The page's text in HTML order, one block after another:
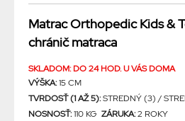
Matrac Orthopedic Kids &
chránič matraca
SKLADOM: DO 24 HOD. U VÁS DOMA
VÝŠKA:15 CM
TVRDOSŤ (1 AŽ 5):STREDNÝ (3) /
NOSNOSŤ:110 KG ZÁRUKA:2 ROKY